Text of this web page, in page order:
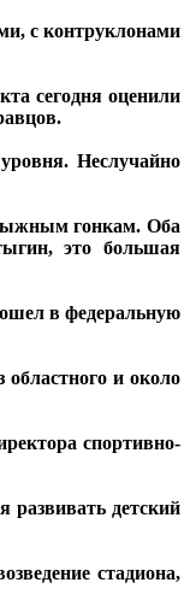
с контруклонами
сегодня оценили
Неслучайно
лыжным гонкам. Оба
это большая
в федеральную
и около
спортивно-
развивать детский
стадиона,